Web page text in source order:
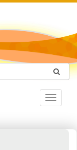
Toggle